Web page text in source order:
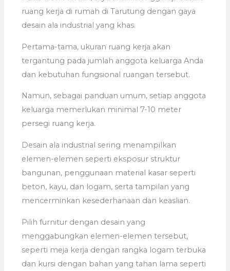
ruang kerja di rumah di Tarutung dengan gaya
desain ala industrial yang khas.
Pertama-tama, ukuran ruang kerja akan
tergantung pada jumlah anggota keluarga Anda
dan kebutuhan fungsional ruangan tersebut.
Namun, sebagai panduan umum, setiap anggota
keluarga memerlukan minimal 7-10 meter
persegi ruang kerja.
Desain ala industrial sering menampilkan
elemen-elemen seperti eksposur struktur
bangunan, penggunaan material kasar seperti
beton, kayu, dan logam, serta tampilan yang
mencerminkan kesederhanaan dan keaslian.
Pilih furnitur dengan desain yang
menggabungkan elemen-elemen tersebut,
seperti meja kerja dengan rangka logam terbuka
dan kursi dengan bahan yang tahan lama seperti